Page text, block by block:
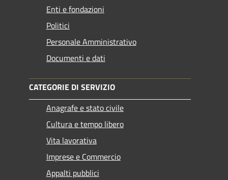
Enti e fondazioni
Politici
Personale Amministrativo
Documenti e dati
CATEGORIE DI SERVIZIO
Anagrafe e stato civile
Cultura e tempo libero
Vita lavorativa
Imprese e Commercio
Appalti pubblici